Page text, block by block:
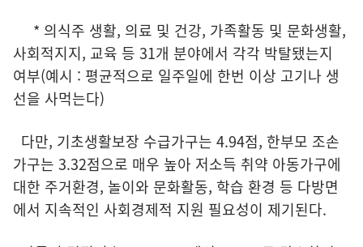
* 의식주 생활, 의료 및 건강, 가족활동 및 문화생활,
사회적지지, 교육 등 31개 분야에서 각각 박탈됐는지
여부(예시 : 평균적으로 일주일에 한번 이상 고기나 생
선을 사먹는다)
다만, 기초생활보장 수급가구는 4.94점, 한부모 조손
가구는 3.32점으로 매우 높아 저소득 취약 아동가구에
대한 주거환경, 놀이와 문화활동, 학습 환경 등 다방면
에서 지속적인 사회경제적 지원 필요성이 제기된다.